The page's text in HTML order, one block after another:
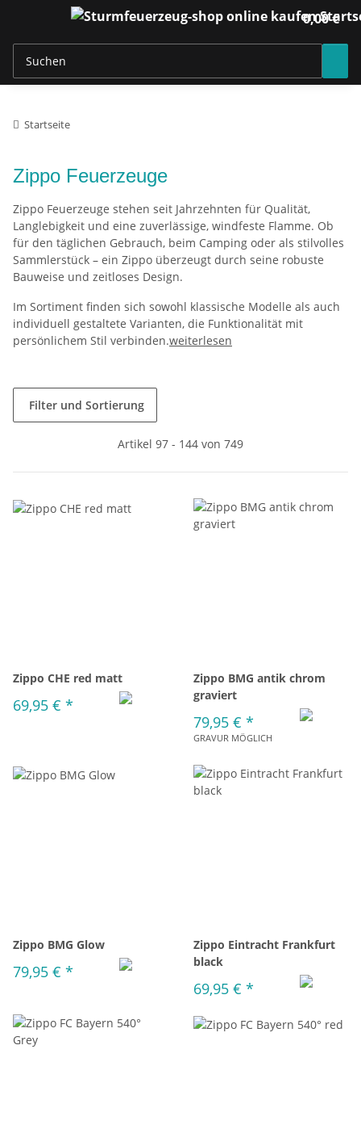
0,00 €
Startseite
Zippo Feuerzeuge
Zippo Feuerzeuge stehen seit Jahrzehnten für Qualität,
Langlebigkeit und eine zuverlässige, windfeste Flamme. Ob
für den täglichen Gebrauch, beim Camping oder als stilvolles
Sammlerstück – ein Zippo überzeugt durch seine robuste
Bauweise und zeitloses Design.
Im Sortiment finden sich sowohl klassische Modelle als auch
individuell gestaltete Varianten, die Funktionalität mit
persönlichem Stil verbinden.weiterlesen
Filter und Sortierung
Artikel 97 - 144 von 749
Zippo CHE red matt
69,95 € *
Zippo BMG antik chrom
graviert
79,95 € *
GRAVUR MÖGLICH
Zippo BMG Glow
79,95 € *
Zippo Eintracht Frankfurt
black
69,95 € *